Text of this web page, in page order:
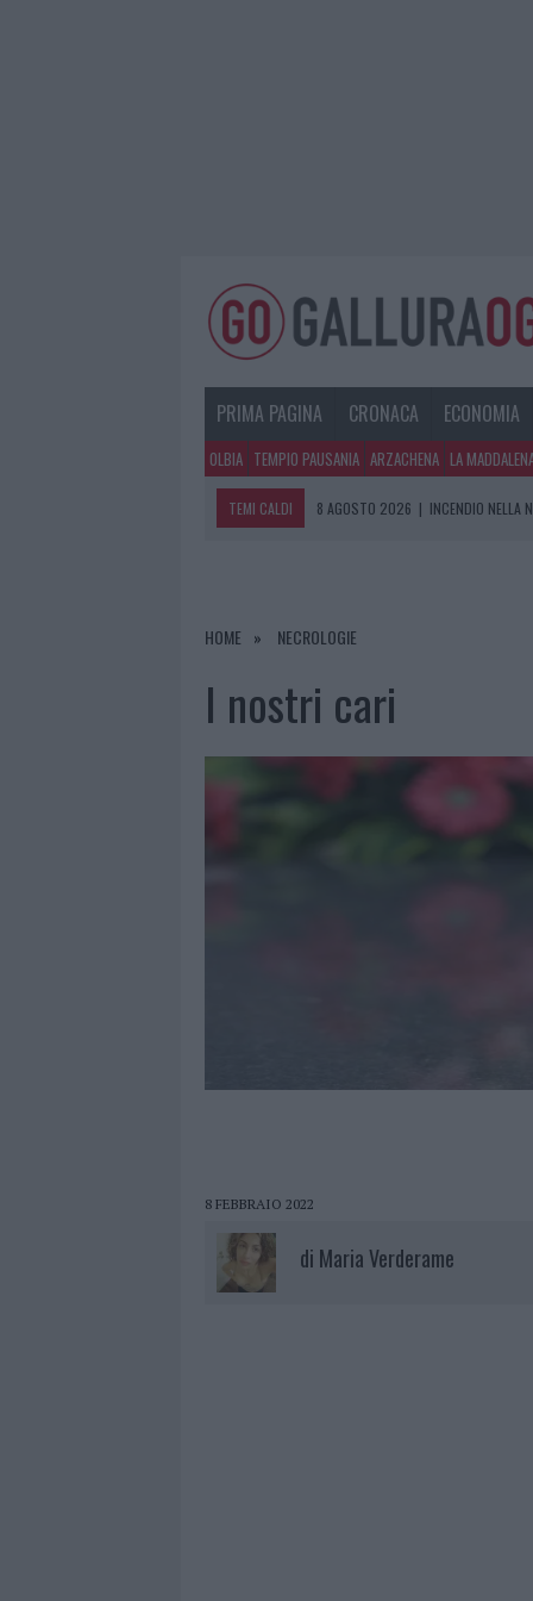
PRIMA PAGINA CRONACA ECONOMIA
OLBIA TEMPIO PAUSANIA ARZACHENA LA
TEMI CALDI 8 AGOSTO 2026 | INCENDIO NELLA
7 AGOSTO 2026 | LE PREVISIONI METEO PER IL
HOME NECROLOGIE
I nostri cari
8 FEBBRAIO 2022
di Maria Verderame